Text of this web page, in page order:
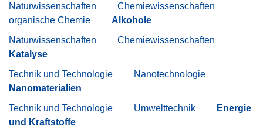
Naturwissenschaften
Chemiewissenschaften
organische Chemie
Alkohole
Naturwissenschaften
Chemiewissenschaften
Katalyse
Technik und Technologie
Nanotechnologie
Nanomaterialien
Technik und Technologie
Umwelttechnik
Energie
und Kraftstoffe